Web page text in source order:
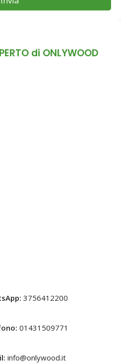
di ONLYWOOD
3756412200
01431509771
info@onlywood.it